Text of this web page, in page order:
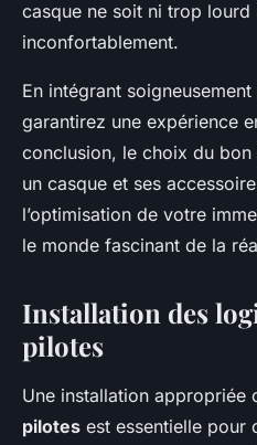
casque ne soit ni trop lourd
inconfortablement.
En intégrant
garantirez une expérience
conclusion, le choix du bon
un casque et ses
l’optimisation de votre
le monde fascinant de la
Installation des
pilotes
Une installation appropriée
pilotes est essentielle pour